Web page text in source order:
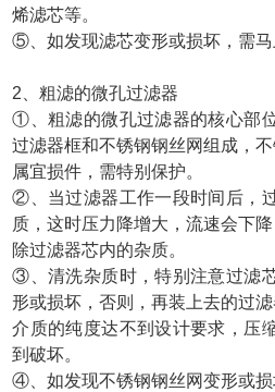
烯滤芯等。
⑤、如发现滤芯变形或损坏，需马
2、粗滤的微孔过滤器
①、粗滤的微孔过滤器的核心部
过滤器框和不锈钢钢丝网组成，
属宜损件，需特别保护。
②、当过滤器工作一段时间后，
质，这时压力降增大，流速会下
除过滤器芯内的杂质。
③、清洗杂质时，特别注意过滤
形或损坏，否则，再装上去的过
介质的纯度达不到设计要求，压
到破坏。
④、如发现不锈钢钢丝网变形或损